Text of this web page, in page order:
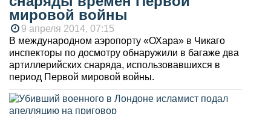
мировой войны
9 апреля 2014, 07:15
В международном аэропорту «ОХара» в Чикаго
инспекторы по досмотру обнаружили в багаже два
артиллерийских снаряда, использовавшихся в
период Первой мировой войны.